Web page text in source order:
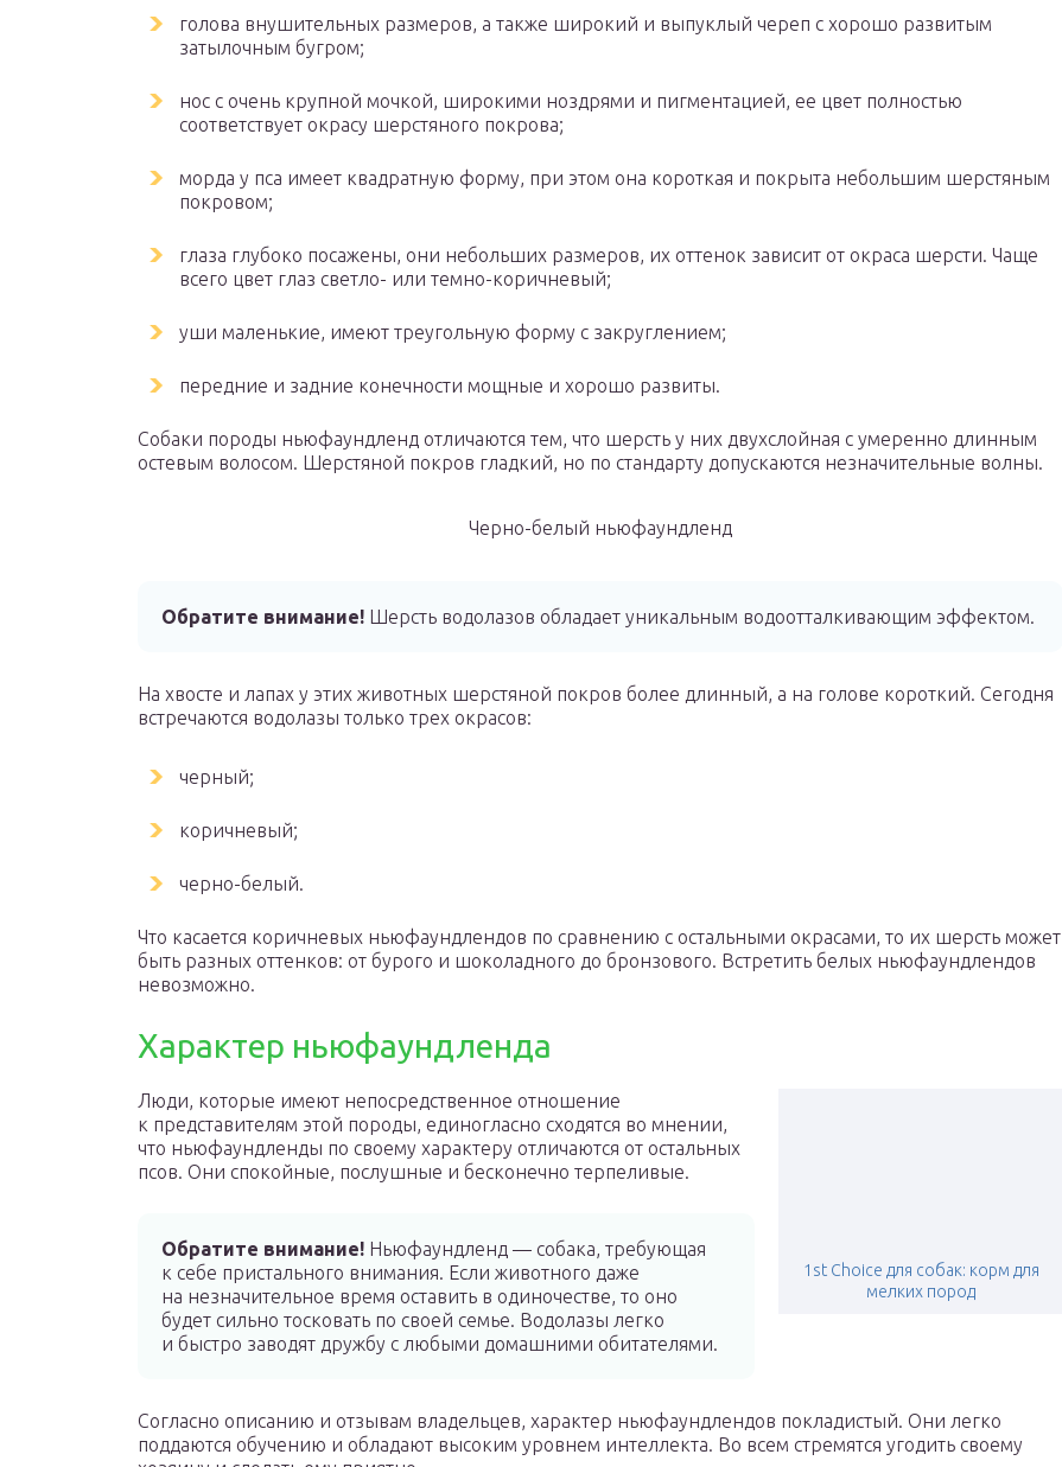
голова внушительных размеров, а также широкий и выпуклый череп с хорошо развитым
затылочным бугром;
нос с очень крупной мочкой, широкими ноздрями и пигментацией, ее цвет полностью
соответствует окрасу шерстяного покрова;
морда у пса имеет квадратную форму, при этом она короткая и покрыта небольшим шерстяным
покровом;
глаза глубоко посажены, они небольших размеров, их оттенок зависит от окраса шерсти. Чаще
всего цвет глаз светло- или темно-коричневый;
уши маленькие, имеют треугольную форму с закруглением;
передние и задние конечности мощные и хорошо развиты.
Собаки породы ньюфаундленд отличаются тем, что шерсть у них двухслойная с умеренно длинным
остевым волосом. Шерстяной покров гладкий, но по стандарту допускаются незначительные волны.
Черно-белый ньюфаундленд
Обратите внимание! Шерсть водолазов обладает уникальным водоотталкивающим эффектом.
На хвосте и лапах у этих животных шерстяной покров более длинный, а на голове короткий. Сегодня
встречаются водолазы только трех окрасов:
черный;
коричневый;
черно-белый.
Что касается коричневых ньюфаундлендов по сравнению с остальными окрасами, то их шерсть может
быть разных оттенков: от бурого и шоколадного до бронзового. Встретить белых ньюфаундлендов
невозможно.
Характер ньюфаундленда
1st Choice для собак: корм для
мелких пород
Люди, которые имеют непосредственное отношение
к представителям этой породы, единогласно сходятся во мнении,
что ньюфаундленды по своему характеру отличаются от остальных
псов. Они спокойные, послушные и бесконечно терпеливые.
Обратите внимание! Ньюфаундленд — собака, требующая
к себе пристального внимания. Если животного даже
на незначительное время оставить в одиночестве, то оно
будет сильно тосковать по своей семье. Водолазы легко
и быстро заводят дружбу с любыми домашними обитателями.
Согласно описанию и отзывам владельцев, характер ньюфаундлендов покладистый. Они легко
поддаются обучению и обладают высоким уровнем интеллекта. Во всем стремятся угодить своему